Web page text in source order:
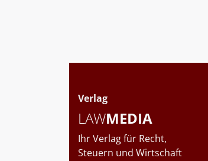
Verlag
LAWMEDIA
Ihr Verlag für Recht,
Steuern und Wirtschaft